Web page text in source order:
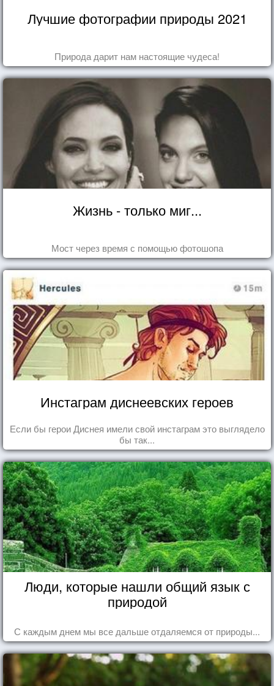
Лучшие фотографии природы 2021
Природа дарит нам настоящие чудеса!
Жизнь - только миг...
Мост через время с помощью фотошопа
Инстаграм диснеевских героев
Если бы герои Диснея имели свой инстаграм это выглядело
бы так...
Люди, которые нашли общий язык с
природой
С каждым днем мы все дальше отдаляемся от природы...